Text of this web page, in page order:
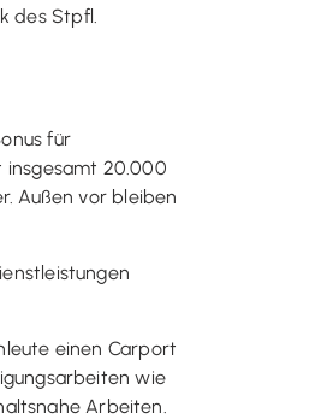
des Stpfl.
für
insgesamt 20.000
Außen vor bleiben
einen Carport
wie
Arbeiten.